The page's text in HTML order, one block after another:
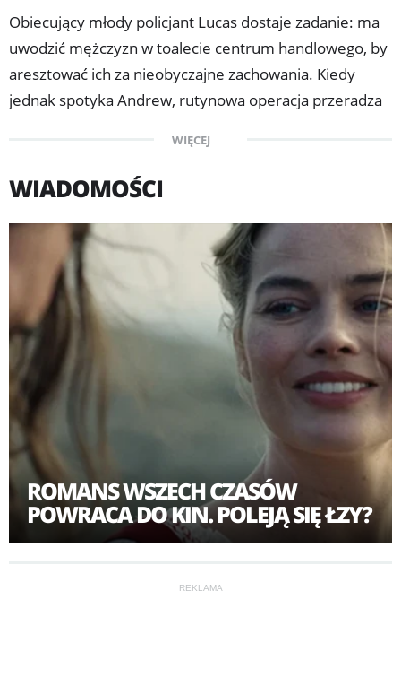
Obiecujący młody policjant Lucas dostaje zadanie: ma
uwodzić mężczyzn w toalecie centrum handlowego, by
aresztować ich za nieobyczajne zachowania. Kiedy
jednak spotyka Andrew, rutynowa operacja przeradza
WIĘCEJ
WIADOMOŚCI
ROMANS WSZECH CZASÓW
POWRACA DO KIN. POLEJĄ SIĘ ŁZY?
REKLAMA